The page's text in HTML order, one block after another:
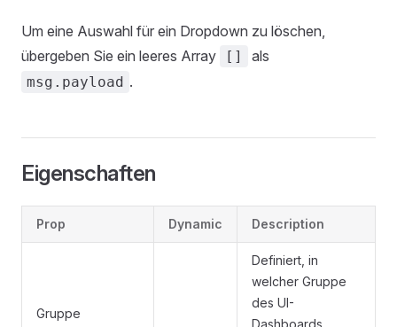
Um eine Auswahl für ein Dropdown zu löschen,
übergeben Sie ein leeres Array
[] als
msg.payload .
Eigenschaften
Prop Dynamic Description
Gruppe
Definiert, in
welcher Gruppe
des UI-
Dashboards